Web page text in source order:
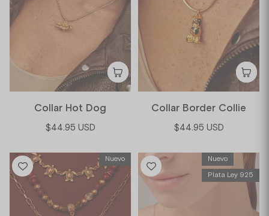
Collar Hot Dog
$44.95 USD
Collar Border Collie
$44.95 USD
Nuevo Nuevo
Plata Ley 925